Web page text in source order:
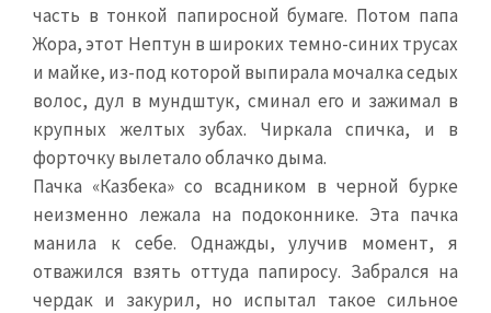
часть в тонкой папиросной бумаге. Потом папа
Жора, этот Нептун в широких темно-синих трусах
и майке, из-под которой выпирала мочалка седых
волос, дул в мундштук, сминал его и зажимал в
крупных желтых зубах. Чиркала спичка, и в
форточку вылетало облачко дыма.
Пачка «Казбека» со всадником в черной бурке
неизменно лежала на подоконнике. Эта пачка
манила к себе. Однажды, улучив момент, я
отважился взять оттуда папиросу. Забрался на
чердак и закурил, но испытал такое сильное